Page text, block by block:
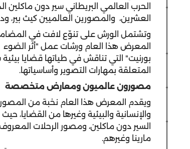
العشرين، والمصورين العالميين كيث بير،
وتشتمل الورش على تنوّع لافت في
المعرض هذا العام ورشات عمل "أثر الضوء
بورنيت" التي تناقش في طياتها قضايا
المتعلقة بمهارات التصوير وأساسياتها.
مصورون عالميون ومعارض متخصصة
ويقدم المعرض هذا العام نخبة من
والإنسانية والبيئية وغيرها من
السير دون ماكلين، ومصور الرحلات
مارينا وغيرهم.